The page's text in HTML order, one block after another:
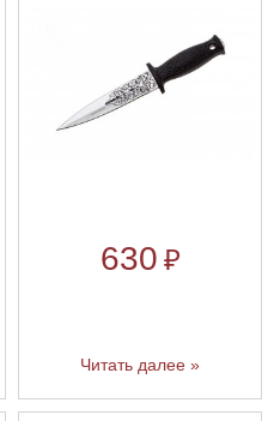
630 ₽
Читать далее »